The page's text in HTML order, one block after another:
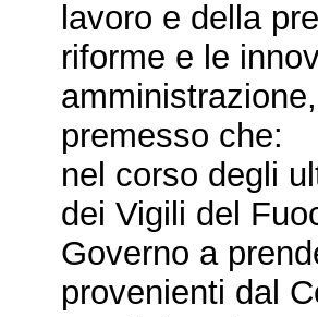
lavoro e della
riforme e le
premesso che:
nel corso degli
dei Vigili del
Governo a
provenienti dal